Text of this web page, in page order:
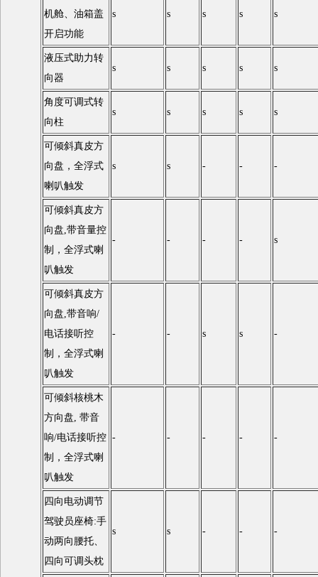
机舱、油箱盖
开启功能
s s s s s
液压式助力转
向器
s s s s s
角度可调式转
向柱
s s s s s
可倾斜真皮方
向盘，全浮式
喇叭触发
s s - - -
可倾斜真皮方
向盘,带音量控
制，全浮式喇
叭触发
- - - - s
可倾斜真皮方
向盘,带音响/
电话接听控
制，全浮式喇
叭触发
- - s s -
可倾斜核桃木
方向盘, 带音
响/电话接听控
制，全浮式喇
叭触发
- - - - -
四向电动调节
驾驶员座椅:手
动两向腰托、
四向可调头枕
s s - - -